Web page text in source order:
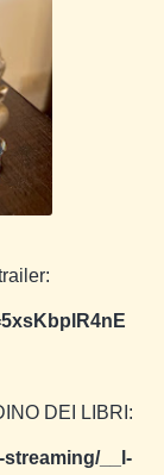
DEI LIBRI:
__l-